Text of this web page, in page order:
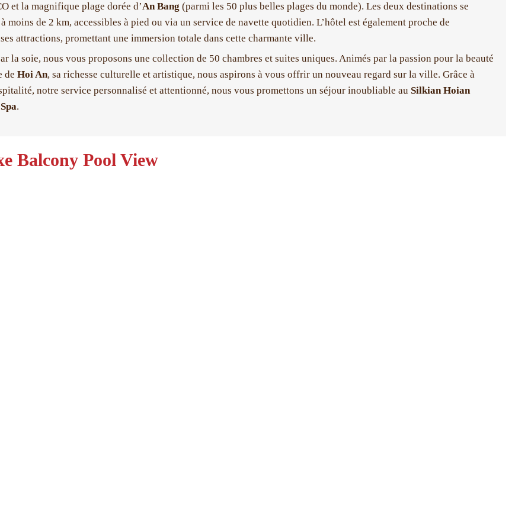
et la magnifique plage dorée d’An Bang (parmi les 50 plus belles plages du monde). Les deux destinations se
moins de 2 km, accessibles à pied ou via un service de navette quotidien. L’hôtel est également proche de
attractions, promettant une immersion totale dans cette charmante ville.
la soie, nous vous proposons une collection de 50 chambres et suites uniques. Animés par la passion pour la beauté
de Hoi An, sa richesse culturelle et artistique, nous aspirons à vous offrir un nouveau regard sur la ville. Grâce à
notre service personnalisé et attentionné, nous vous promettons un séjour inoubliable au Silkian Hoian
.
Balcony Pool View